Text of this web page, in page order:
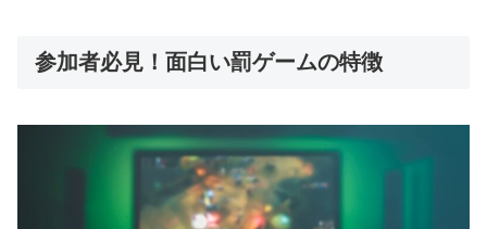
参加者必見！面白い罰ゲームの特徴